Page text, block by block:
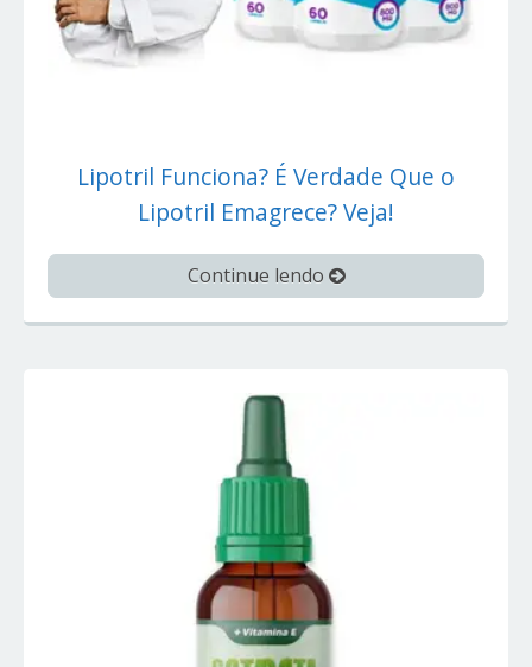
Lipotril Funciona? É Verdade Que o
Lipotril Emagrece? Veja!
Continue lendo